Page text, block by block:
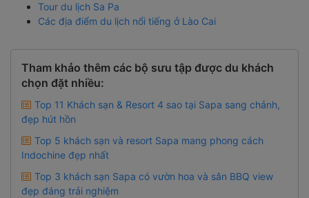
Tour du lịch Sa Pa
Các địa điểm du lịch nổi tiếng ở Lào Cai
Tham khảo thêm các bộ sưu tập được du khách
chọn đặt nhiều:
Top 11 Khách sạn & Resort 4 sao tại Sapa sang chảnh,
đẹp hút hồn
Top 5 khách sạn và resort Sapa mang phong cách
Indochine đẹp nhất
Top 3 khách sạn Sapa có vườn hoa và sân BBQ view
đẹp đáng trải nghiệm